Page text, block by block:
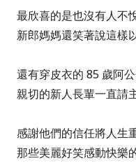
最欣喜的是也沒有人不
新郎媽媽還笑著說這樣
還有穿皮衣的 85 歲阿
親切的新人長輩一直請
感謝他們的信任將人生
那些美麗好笑感動快樂